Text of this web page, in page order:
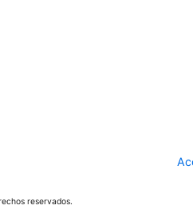
reservados.